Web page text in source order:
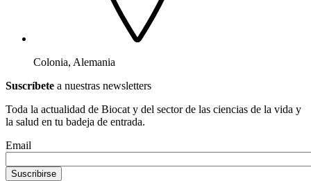
Colonia, Alemania
Suscríbete a nuestras newsletters
Toda la actualidad de Biocat y del sector de las ciencias de la vida y
la salud en tu badeja de entrada.
Email